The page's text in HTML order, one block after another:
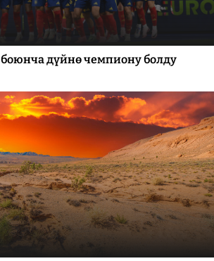
дүйнө чемпиону болду